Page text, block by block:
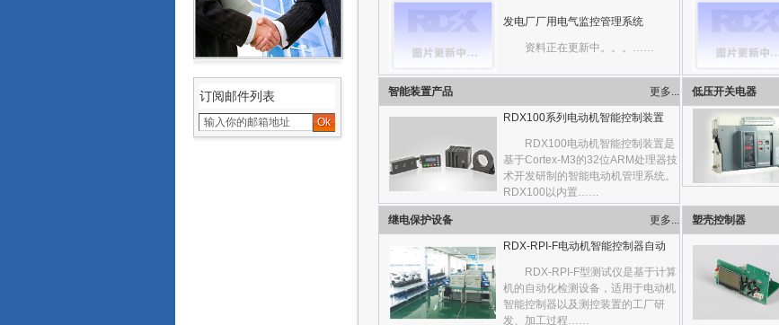
软件产品
智能装置产品
继电保护设备
塑壳控制器
订阅邮件列表
发电厂厂用电气监控管理系统
资料正在更新中。。。……
智能装置产品 更多...
RDX100系列电动机智能控制装置
RDX100电动机智能控制装置是
基于Cortex-M3的32位ARM处理器技
术开发研制的智能电动机管理系统。
RDX100以内置……
低压开关电器
继电保护设备 更多...
RDX-RPI-F电动机智能控制器自动
RDX-RPI-F型测试仪是基于计算
机的自动化检测设备，适用于电动机
智能控制器以及测控装置的工厂研
发、加工过程……
塑壳控制器